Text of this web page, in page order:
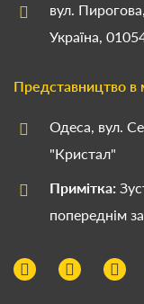
вул.
Україна,
Представництво в
Одеса, вул.
"Кристал"
Примітка:
попереднім